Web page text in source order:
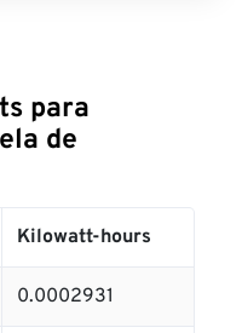
para
de
Kilowatt-hours
0.0002931